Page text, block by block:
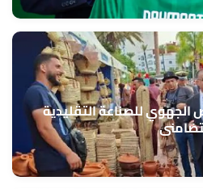
للصناعة التقليدية